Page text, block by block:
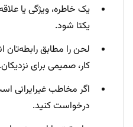
یک خاطره، ویژگی یا
یکتا شود.
لحن را مطابق
کار، صمیمی برای نزدیکان.
اگر مخاطب غیرایرانی
درخواست کنید.